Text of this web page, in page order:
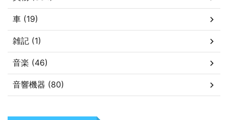
車 (19)
雑記 (1)
音楽 (46)
音響機器 (80)